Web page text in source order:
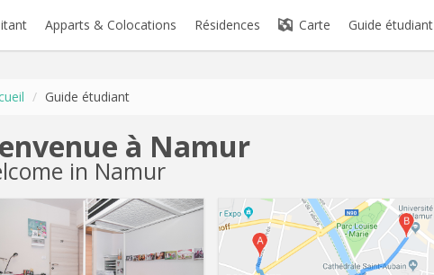
Apparts & Colocations Résidences Carte Guide étudiant
/ Guide étudiant
à Namur
in Namur